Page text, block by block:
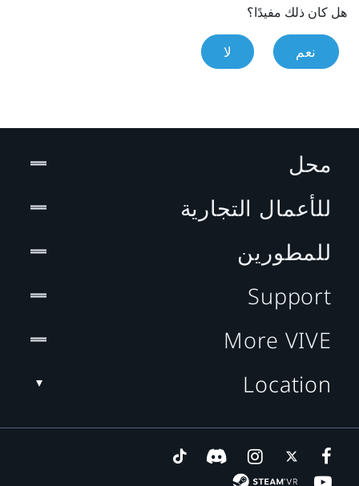
هل كان ذلك مفيدًا؟
نعم لا
محل
للأعمال التجارية
للمطورين
Support
More VIVE
Location